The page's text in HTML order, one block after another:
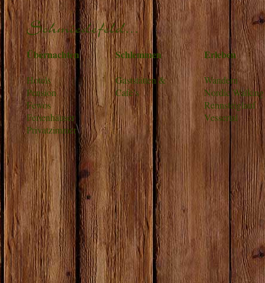
Übernachten
Hotels
Pension
Fewos
Ferienhäuser
Privatzimmer
Schlemmen
Gaststätten &
Café’s
Erleben
Wandern
Nordic Walking
Rennsteiglauf
Vessertal